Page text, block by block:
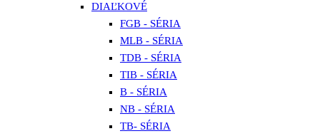
DIAĽKOVÉ
FGB - SÉRIA
MLB - SÉRIA
TDB - SÉRIA
TIB - SÉRIA
B - SÉRIA
NB - SÉRIA
TB- SÉRIA